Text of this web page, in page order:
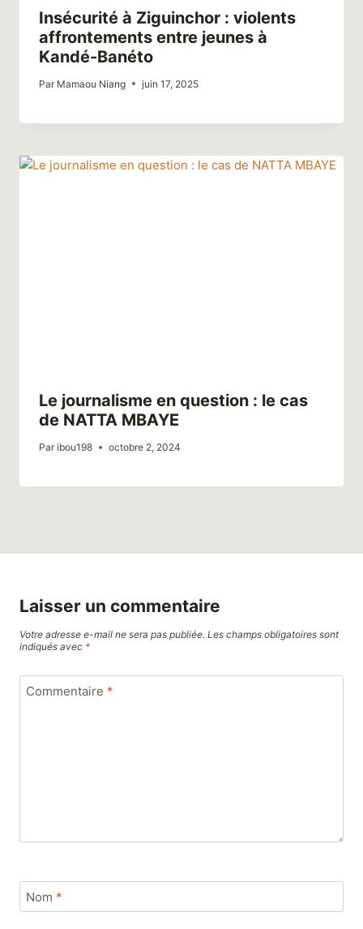
Insécurité à Ziguinchor : violents
affrontements entre jeunes à
Kandé-Banéto
Par Mamaou Niang juin 17, 2025
Le journalisme en question : le cas
de NATTA MBAYE
Par ibou198 octobre 2, 2024
Laisser un commentaire
Votre adresse e-mail ne sera pas publiée. Les champs obligatoires sont
indiqués avec *
Commentaire *
Nom *